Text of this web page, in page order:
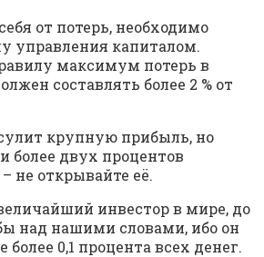
от потерь, необходимо
управления капиталом.
максимум потерь в
составлять более 2 % от
крупную прибыль, но
более двух процентов
не открывайте её.
инвестор в мире, до
над нашими словами, ибо он
более 0,1 процента всех денег.